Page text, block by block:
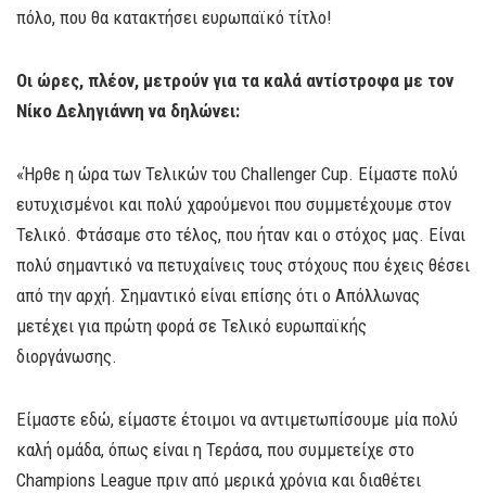
πόλο, που θα κατακτήσει ευρωπαϊκό τίτλο!
Οι ώρες, πλέον, μετρούν για τα καλά αντίστροφα με τον
Νίκο Δεληγιάννη να δηλώνει:
«Ήρθε η ώρα των Τελικών του Challenger Cup. Είμαστε πολύ
ευτυχισμένοι και πολύ χαρούμενοι που συμμετέχουμε στον
Τελικό. Φτάσαμε στο τέλος, που ήταν και ο στόχος μας. Είναι
πολύ σημαντικό να πετυχαίνεις τους στόχους που έχεις θέσει
από την αρχή. Σημαντικό είναι επίσης ότι ο Απόλλωνας
μετέχει για πρώτη φορά σε Τελικό ευρωπαϊκής
διοργάνωσης.
Είμαστε εδώ, είμαστε έτοιμοι να αντιμετωπίσουμε μία πολύ
καλή ομάδα, όπως είναι η Τεράσα, που συμμετείχε στο
Champions League πριν από μερικά χρόνια και διαθέτει